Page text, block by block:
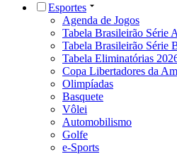
Esportes
Agenda de Jogos
Tabela Brasileirão Série A
Tabela Brasileirão Série
Tabela Eliminatórias
Copa Libertadores da
Olimpíadas
Basquete
Vôlei
Automobilismo
Golfe
e-Sports